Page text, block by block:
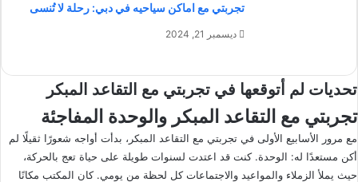
تجربتي مع اماكن سياحيه في دبي: رحلة لا تُنسى
ديسمبر 21, 2024
تحديات لم أتوقعها في تجربتي مع التقاعد المبكر
تجربتي مع التقاعد المبكر والوحدة المفاجئة
مع مرور الأسابيع الأولى في تجربتي مع التقاعد المبكر، بدأت أواجه شعورًا ثقيلًا لم
أكن مستعدًا له: الوحدة. كنت قد اعتدت لسنوات طويلة على حياة تعج بالحركة،
حيث يملأ الزملاء والمواعيد والاجتماعات كل لحظة من يومي. كان المكتب مكانًا